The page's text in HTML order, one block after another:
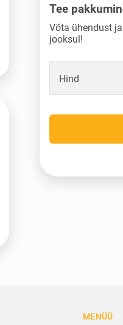
Tee
Võta ühendust
jooksul!
Hind
MENÜÜ